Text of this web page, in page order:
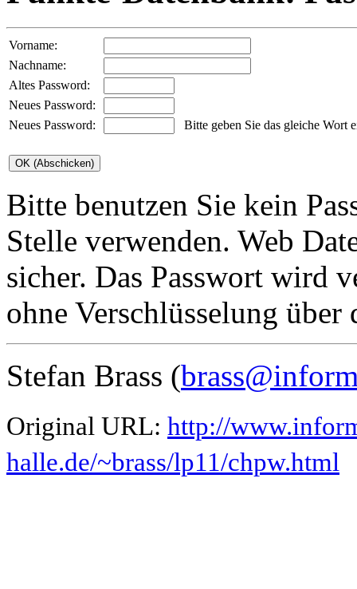
Vorname:
Nachname:
Altes Password:
Neues Password:
Neues Password:
Bitte geben Sie das gleiche Wort
Bitte benutzen Sie kein
Stelle verwenden. Web
sicher. Das Passwort wird
ohne Verschlüsselung über
Stefan Brass (
Original URL: http://
halle.de/~brass/lp11/chpw.html